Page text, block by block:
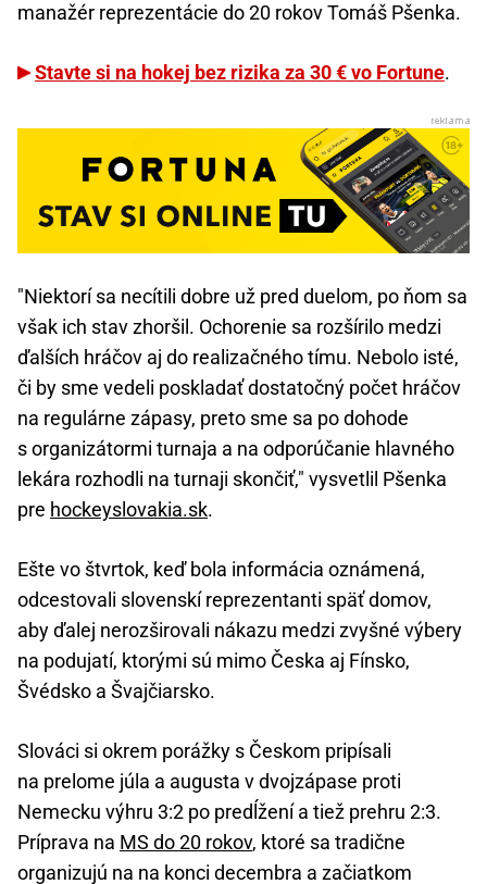
manažér reprezentácie do 20 rokov Tomáš Pšenka.
Stavte si na hokej bez rizika za 30 € vo Fortune.
"Niektorí sa necítili dobre už pred duelom, po ňom sa
však ich stav zhoršil. Ochorenie sa rozšírilo medzi
ďalších hráčov aj do realizačného tímu. Nebolo isté,
či by sme vedeli poskladať dostatočný počet hráčov
na regulárne zápasy, preto sme sa po dohode
s organizátormi turnaja a na odporúčanie hlavného
lekára rozhodli na turnaji skončiť," vysvetlil Pšenka
pre hockeyslovakia.sk.
Ešte vo štvrtok, keď bola informácia oznámená,
odcestovali slovenskí reprezentanti späť domov,
aby ďalej nerozširovali nákazu medzi zvyšné výbery
na podujatí, ktorými sú mimo Česka aj Fínsko,
Švédsko a Švajčiarsko.
Slováci si okrem porážky s Českom pripísali
na prelome júla a augusta v dvojzápase proti
Nemecku výhru 3:2 po predĺžení a tiež prehru 2:3.
Príprava na MS do 20 rokov, ktoré sa tradične
organizujú na na konci decembra a začiatkom